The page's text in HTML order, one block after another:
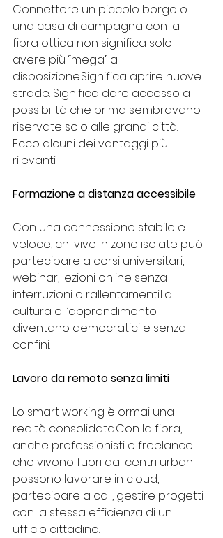
Connettere un piccolo borgo o
una casa di campagna con la
fibra ottica non significa solo
avere più “mega” a
disposizione.Significa aprire nuove
strade. Significa dare accesso a
possibilità che prima sembravano
riservate solo alle grandi città.
Ecco alcuni dei vantaggi più
rilevanti:
Formazione a distanza accessibile
Con una connessione stabile e
veloce, chi vive in zone isolate può
partecipare a corsi universitari,
webinar, lezioni online senza
interruzioni o rallentamenti.La
cultura e l’apprendimento
diventano democratici e senza
confini.
Lavoro da remoto senza limiti
Lo smart working è ormai una
realtà consolidata.Con la fibra,
anche professionisti e freelance
che vivono fuori dai centri urbani
possono lavorare in cloud,
partecipare a call, gestire progetti
con la stessa efficienza di un
ufficio cittadino.